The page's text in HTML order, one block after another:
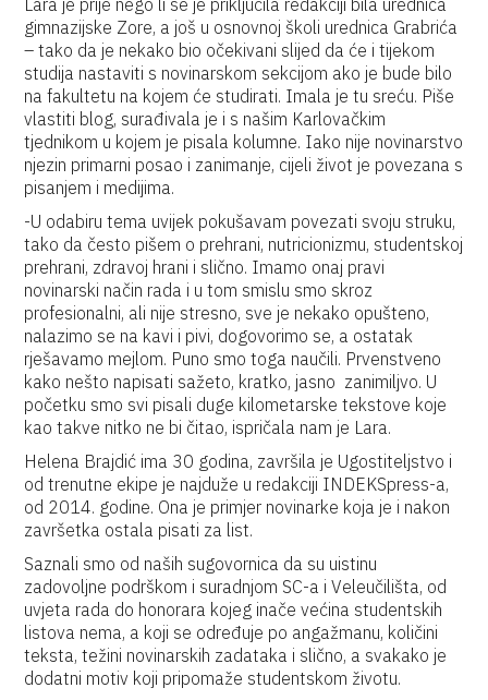
Lara je prije nego li se je priključila redakciji bila urednica
gimnazijske Zore, a još u osnovnoj školi urednica Grabrića
– tako da je nekako bio očekivani slijed da će i tijekom
studija nastaviti s novinarskom sekcijom ako je bude bilo
na fakultetu na kojem će studirati. Imala je tu sreću. Piše
vlastiti blog, surađivala je i s našim Karlovačkim
tjednikom u kojem je pisala kolumne. Iako nije novinarstvo
njezin primarni posao i zanimanje, cijeli život je povezana s
pisanjem i medijima.
-U odabiru tema uvijek pokušavam povezati svoju struku,
tako da često pišem o prehrani, nutricionizmu, studentskoj
prehrani, zdravoj hrani i slično. Imamo onaj pravi
novinarski način rada i u tom smislu smo skroz
profesionalni, ali nije stresno, sve je nekako opušteno,
nalazimo se na kavi i pivi, dogovorimo se, a ostatak
rješavamo mejlom. Puno smo toga naučili. Prvenstveno
kako nešto napisati sažeto, kratko, jasno zanimiljvo. U
početku smo svi pisali duge kilometarske tekstove koje
kao takve nitko ne bi čitao, ispričala nam je Lara.
Helena Brajdić ima 30 godina, završila je Ugostiteljstvo i
od trenutne ekipe je najduže u redakciji INDEKSpress-a,
od 2014. godine. Ona je primjer novinarke koja je i nakon
završetka ostala pisati za list.
Saznali smo od naših sugovornica da su uistinu
zadovoljne podrškom i suradnjom SC-a i Veleučilišta, od
uvjeta rada do honorara kojeg inače većina studentskih
listova nema, a koji se određuje po angažmanu, količini
teksta, težini novinarskih zadataka i slično, a svakako je
dodatni motiv koji pripomaže studentskom životu.